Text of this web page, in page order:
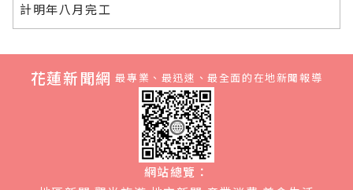
計明年八月完工
花蓮新聞網 最專業、最迅速、最全面的在地新聞報導
網站總覽：